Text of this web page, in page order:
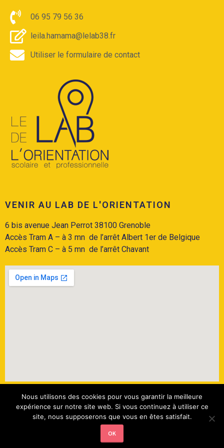
06 95 79 56 36
leila.hamama@lelab38.fr
Utiliser le formulaire de contact
VENIR AU LAB DE L'ORIENTATION
6 bis avenue Jean Perrot 38100 Grenoble
Accès Tram A – à 3 mn de l’arrêt Albert 1er de Belgique
Accès Tram C – à 5 mn de l’arrêt Chavant
6 bis, avenue Jean Perrot – 38100 Grenoble –
leila.hamama@lelab38.fr – 06 95 79 56 36
Mentions légales
Nous utilisons des cookies pour vous garantir la meilleure
expérience sur notre site web. Si vous continuez à utiliser ce
site, nous supposerons que vous en êtes satisfait.
OK